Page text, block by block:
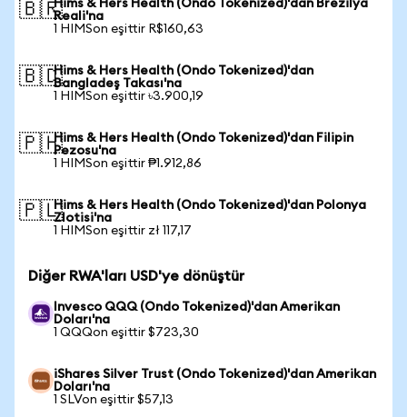
🇧🇷Hims & Hers Health (Ondo Tokenized)'dan Brezilya
Reali'na
1 HIMSon eşittir R$160,63
🇧🇩Hims & Hers Health (Ondo Tokenized)'dan
Bangladeş Takası'na
1 HIMSon eşittir ৳3.900,19
🇵🇭Hims & Hers Health (Ondo Tokenized)'dan Filipin
Pezosu'na
1 HIMSon eşittir ₱1.912,86
🇵🇱Hims & Hers Health (Ondo Tokenized)'dan Polonya
Zlotisi'na
1 HIMSon eşittir zł 117,17
Diğer RWA'ları USD'ye dönüştür
Invesco QQQ (Ondo Tokenized)'dan Amerikan
Doları'na
1 QQQon eşittir $723,30
iShares Silver Trust (Ondo Tokenized)'dan Amerikan
Doları'na
1 SLVon eşittir $57,13